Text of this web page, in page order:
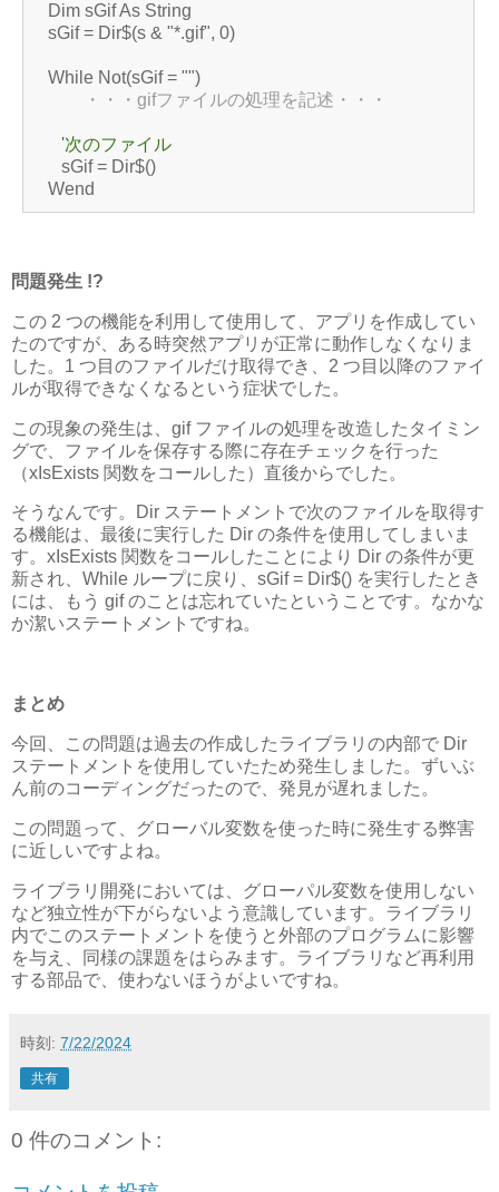
Dim sGif As String
sGif = Dir$(s & "*.gif", 0)
While Not(sGif = "")
・・・gifファイルの処理を記述・・・
'次のファイル
sGif = Dir$()
Wend
問題発生 !?
この 2 つの機能を利用して使用して、アプリを作成してい
たのですが、ある時突然アプリが正常に動作しなくなりま
した。1 つ目のファイルだけ取得でき、2 つ目以降のファイ
ルが取得できなくなるという症状でした。
この現象の発生は、gif ファイルの処理を改造したタイミン
グで、ファイルを保存する際に存在チェックを行った
（xIsExists 関数をコールした）直後からでした。
そうなんです。Dir ステートメントで次のファイルを取得す
る機能は、最後に実行した Dir の条件を使用してしまいま
す。xIsExists 関数をコールしたことにより Dir の条件が更
新され、While ループに戻り、sGif = Dir$() を実行したとき
には、もう gif のことは忘れていたということです。なかな
か潔いステートメントですね。
まとめ
今回、この問題は過去の作成したライブラリの内部で Dir
ステートメントを使用していたため発生しました。ずいぶ
ん前のコーディングだったので、発見が遅れました。
この問題って、グローバル変数を使った時に発生する弊害
に近しいですよね。
ライブラリ開発においては、グローパル変数を使用しない
など独立性が下がらないよう意識しています。ライブラリ
内でこのステートメントを使うと外部のプログラムに影響
を与え、同様の課題をはらみます。ライブラリなど再利用
する部品で、使わないほうがよいですね。
時刻: 7/22/2024
共有
0 件のコメント: